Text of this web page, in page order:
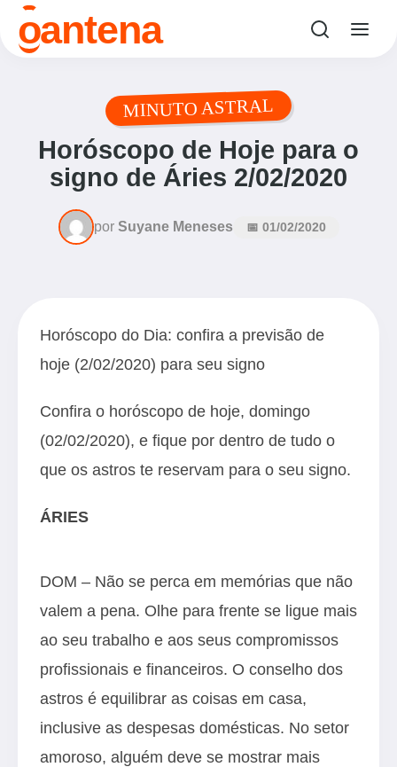
oantena
MINUTO ASTRAL
Horóscopo de Hoje para o
signo de Áries 2/02/2020
por Suyane Meneses 📅 01/02/2020
Horóscopo do Dia: confira a previsão de
hoje (2/02/2020) para seu signo
Confira o horóscopo de hoje, domingo
(02/02/2020), e fique por dentro de tudo o
que os astros te reservam para o seu signo.
ÁRIES
DOM – Não se perca em memórias que não
valem a pena. Olhe para frente se ligue mais
ao seu trabalho e aos seus compromissos
profissionais e financeiros. O conselho dos
astros é equilibrar as coisas em casa,
inclusive as despesas domésticas. No setor
amoroso, alguém deve se mostrar mais